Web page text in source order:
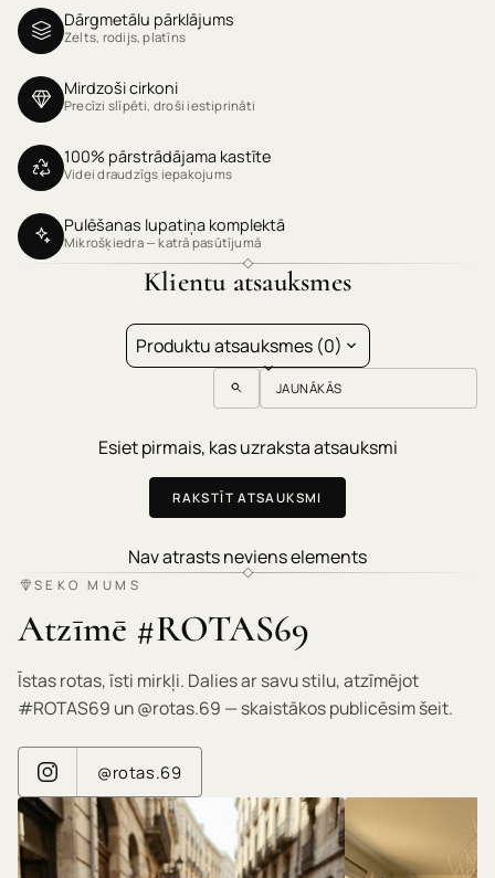
Dārgmetālu pārklājums
Zelts, rodijs, platīns
Mirdzoši cirkoni
Precīzi slīpēti, droši iestiprināti
100% pārstrādājama kastīte
Videi draudzīgs iepakojums
Pulēšanas lupatiņa komplektā
Mikrošķiedra — katrā pasūtījumā
Klientu atsauksmes
Produktu atsauksmes (0)
Sort reviews by
Esiet pirmais, kas uzraksta atsauksmi
RAKSTĪT ATSAUKSMI
Nav atrasts neviens elements
SEKO MUMS
Atzīmē #ROTAS69
Īstas rotas, īsti mirkļi. Dalies ar savu stilu, atzīmējot
#ROTAS69 un @rotas.69 — skaistākos publicēsim šeit.
@rotas.69